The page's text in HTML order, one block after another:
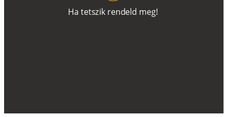
Ha tetszik rendeld meg!